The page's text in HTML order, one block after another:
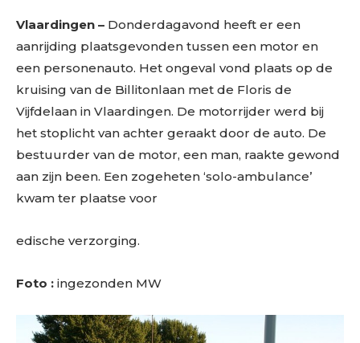
Vlaardingen – Donderdagavond heeft er een
aanrijding plaatsgevonden tussen een motor en
een personenauto. Het ongeval vond plaats op de
kruising van de Billitonlaan met de Floris de
Vijfdelaan in Vlaardingen. De motorrijder werd bij
het stoplicht van achter geraakt door de auto. De
bestuurder van de motor, een man, raakte gewond
aan zijn been. Een zogeheten ‘solo-ambulance’
kwam ter plaatse voor
edische verzorging.
Foto : ingezonden MW